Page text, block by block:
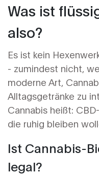
Was ist
also?
Es ist kein
- zumindest nicht,
moderne Art,
Alltagsgetränke zu
Cannabis heißt:
die ruhig bleiben
Ist Cannabis-
legal?